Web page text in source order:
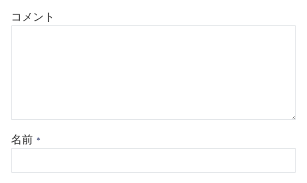
コメント
名前 *